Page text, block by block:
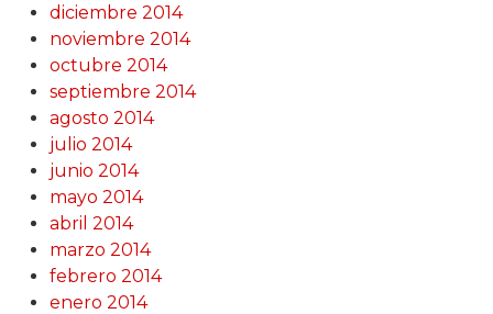
diciembre 2014
noviembre 2014
octubre 2014
septiembre 2014
agosto 2014
julio 2014
junio 2014
mayo 2014
abril 2014
marzo 2014
febrero 2014
enero 2014